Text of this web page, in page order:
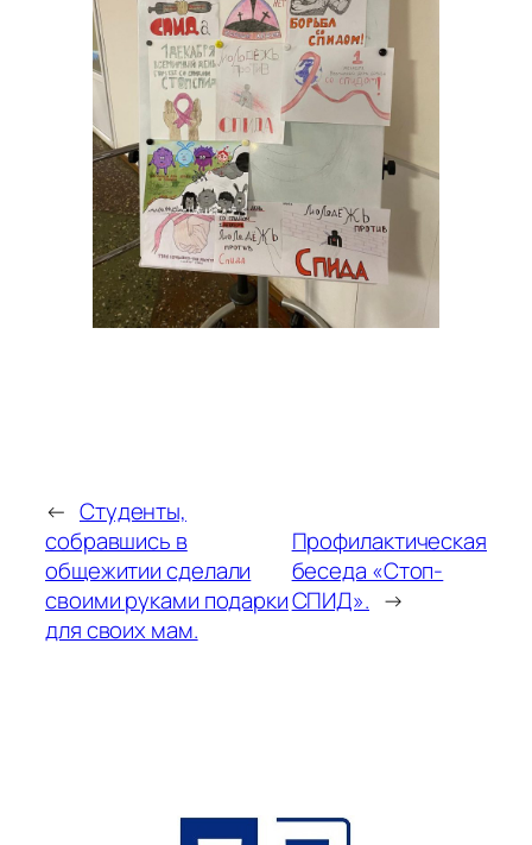
← Студенты,
собравшись в
общежитии сделали
своими руками подарки
для своих мам.
Профилактическая
беседа «Стоп-
СПИД». →